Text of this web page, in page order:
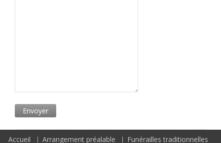
Accueil Arrangement préalable Funérailles traditionnelles